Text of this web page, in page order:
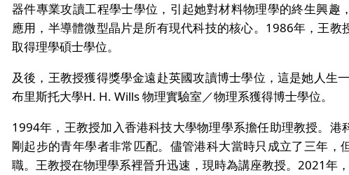
器件專業攻讀工程學士學位，引起她對材料物理學的終生興趣
應用，半導體微型晶片是所有現代科技的核心。1986年，王教
取得理學碩士學位。
及後，王教授獲得獎學金遠赴英國攻讀博士學位，這是她人生
布里斯托大學H. H. Wills 物理實驗室／物理系獲得博士學位。
1994年，王教授加入香港科技大學物理學系擔任助理教授。港
剛起步的青年學者非常匹配。儘管港科大當時只成立了三年，
職。王教授在物理學系裡晉升迅速，現時為講座教授。2021年